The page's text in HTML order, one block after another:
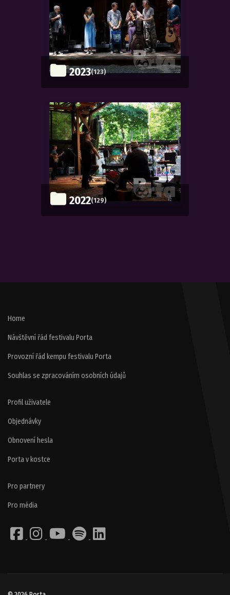
2023(123)
2022(129)
Home
Návštěvní řád festivalu Porta
Provozní řád kempu festivalu Porta
Souhlas se zpracováním osobních údajů
Profil uživatele
Objednávky
Obnovení hesla
Porta v kostce
Pro partnery
Pro média